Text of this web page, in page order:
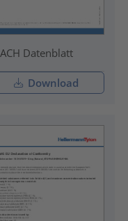
Datenblatt
Download